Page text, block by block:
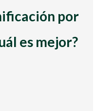
por
es mejor?